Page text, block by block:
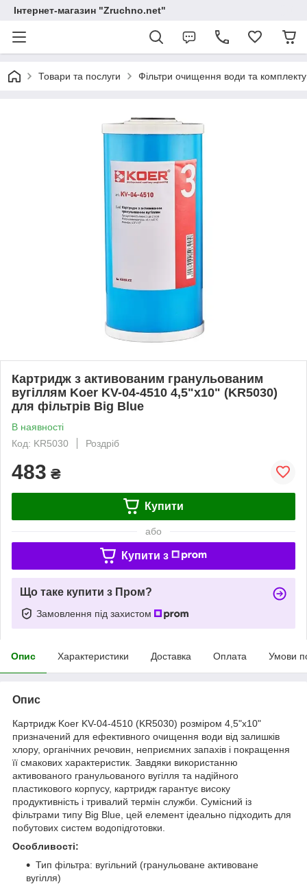
Інтернет-магазин "Zruchno.net"
Товари та послуги Фільтри очищення води та
Картридж з активованим гранульованим
вугіллям Koer KV-04-4510 4,5"x10" (KR5030)
для фільтрів Big Blue
В наявності
Код: KR5030
Роздріб
483 ₴
Купити
або
Купити з
Що таке купити з Пром?
Замовлення під захистом
Опис Характеристики Доставка Оплата Умови
Опис
Картридж Koer KV-04-4510 (KR5030) розміром 4,5"x10"
призначений для ефективного очищення води від залишків
хлору, органічних речовин, неприємних запахів і покращення
її смакових характеристик. Завдяки використанню
активованого гранульованого вугілля та надійного
пластикового корпусу, картридж гарантує високу
продуктивність і тривалий термін служби. Сумісний із
фільтрами типу Big Blue, цей елемент ідеально підходить для
побутових систем водопідготовки.
Особливості:
Тип фільтра: вугільний (гранульоване активоване
вугілля)